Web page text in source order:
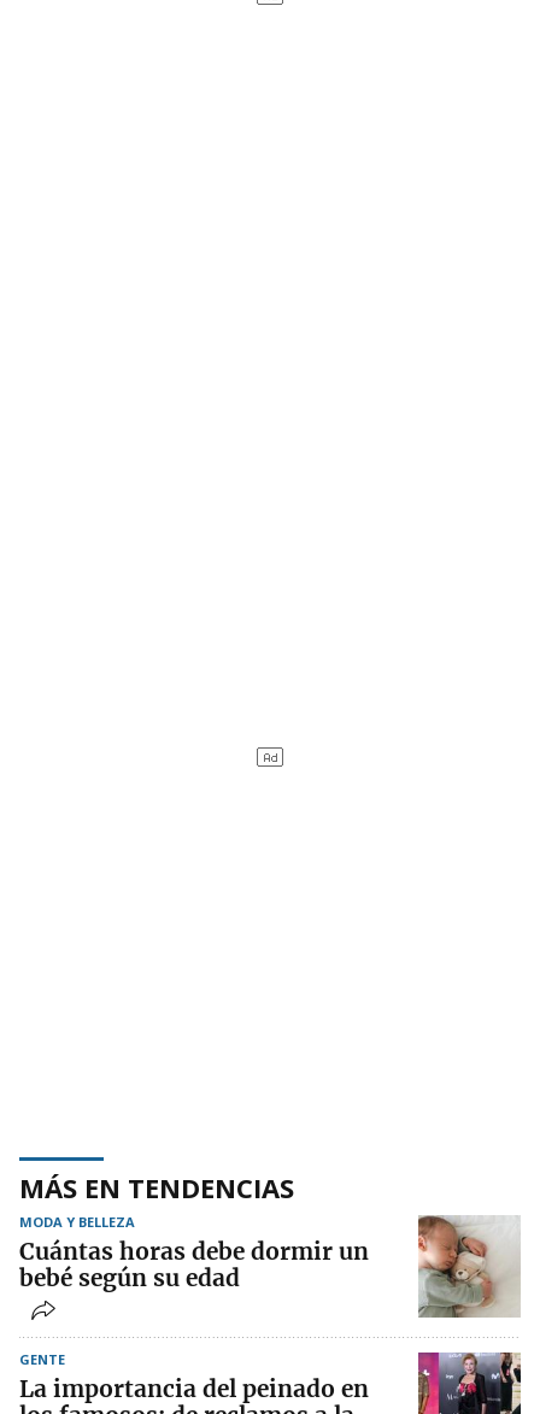
MÁS EN TENDENCIAS
MODA Y BELLEZA
Cuántas horas debe dormir un
bebé según su edad
GENTE
La importancia del peinado en